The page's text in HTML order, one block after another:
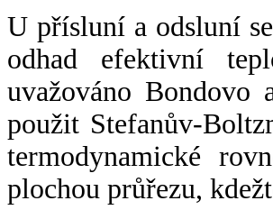
U přísluní a odsluní
odhad efektivní
uvažováno Bondovo
použit Stefanův-
termodynamické
plochou průřezu,